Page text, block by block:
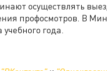
осуществлять
профосмотров. В
года.